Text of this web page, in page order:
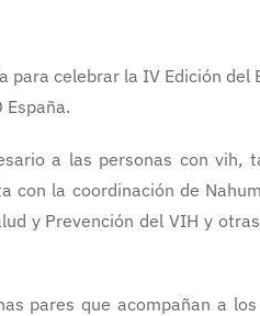
para celebrar la IV Edición del
España.
a las personas con vih,
con la coordinación de
y Prevención del VIH y
pares que acompañan a los